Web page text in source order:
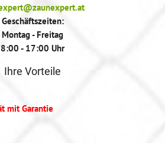
Geschäftszeiten:
Montag - Freitag
8:00 - 17:00 Uhr
Ihre Vorteile
mit Garantie